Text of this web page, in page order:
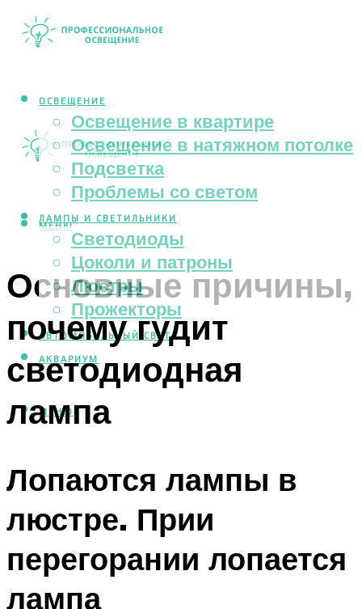
ОСВЕЩЕНИЕ
Освещение в квартире
Освещение в натяжном потолке
Подсветка
Проблемы со светом
ЛАМПЫ И СВЕТИЛЬНИКИ
Светодиоды
Цоколи и патроны
Люстры
Прожекторы
АВТОМОБИЛЬНЫЙ СВЕТ
АКВАРИУМ
МЕНЮ
МЕНЮ
Основные причины,
почему гудит
светодиодная
лампа
Лопаются лампы в
люстре. Прии
перегорании лопается
лампа